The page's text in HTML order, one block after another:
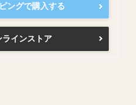
ングで購入する
ラインストア